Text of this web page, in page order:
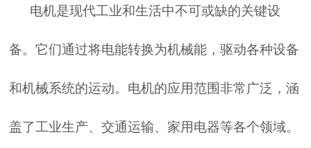
电机是现代工业和生活中不可或缺的关键设
备。它们通过将电能转换为机械能，驱动各种设备
和机械系统的运动。电机的应用范围非常广泛，涵
盖了工业生产、交通运输、家用电器等各个领域。